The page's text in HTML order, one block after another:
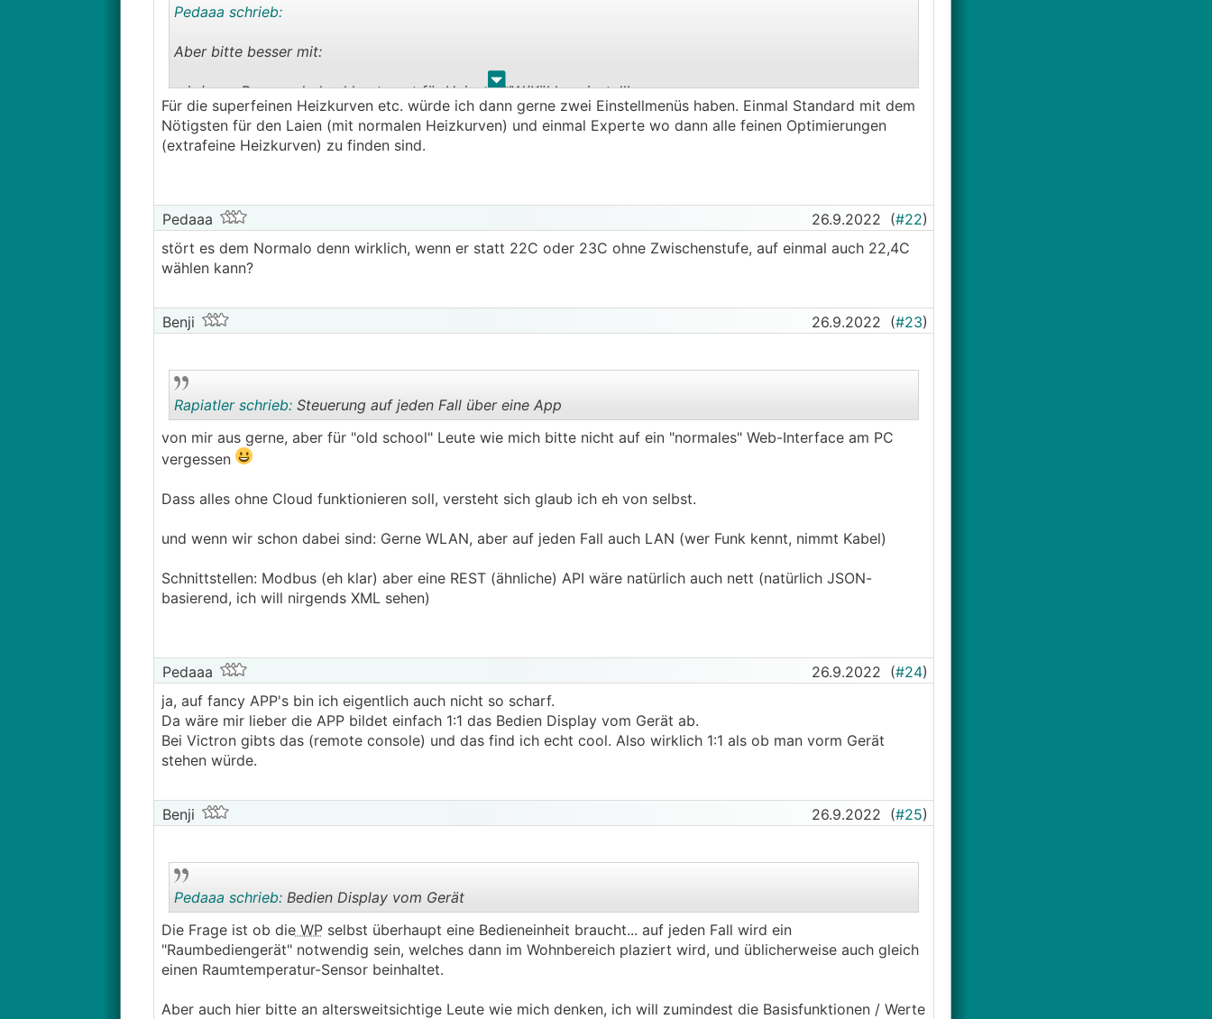
. .
Pedaaa schrieb:
Aber bitte besser mit:
min/max. Pumpendrehzahl getrennt für Heizen/WW/Kühlen einstellbar
Sole-Pumpendrehzahl -> fürs Kühlen dT, fürs Heizen Auto, wie Nibe
Raumfühler-Einfluss einstellbar. Auch ganz minimale feine Werte.
Superfeine Heizkurven einstellbar auf 0,1K
Für die superfeinen Heizkurven etc. würde ich dann gerne zwei Einstellmenüs haben. Einmal Standard mit dem
Nötigsten für den Laien (mit normalen Heizkurven) und einmal Experte wo dann alle feinen Optimierungen
(extrafeine Heizkurven) zu finden sind.
Pedaaa 26.9.2022 (#22)
stört es dem Normalo denn wirklich, wenn er statt 22C oder 23C ohne Zwischenstufe, auf einmal auch 22,4C
wählen kann?
Benji 26.9.2022 (#23)
Rapiatler schrieb:Steuerung auf jeden Fall über eine App
von mir aus gerne, aber für "old school" Leute wie mich bitte nicht auf ein "normales" Web-Interface am PC
vergessen
Dass alles ohne Cloud funktionieren soll, versteht sich glaub ich eh von selbst.
und wenn wir schon dabei sind: Gerne WLAN, aber auf jeden Fall auch LAN (wer Funk kennt, nimmt Kabel)
Schnittstellen: Modbus (eh klar) aber eine REST (ähnliche) API wäre natürlich auch nett (natürlich JSON-
basierend, ich will nirgends XML sehen)
Pedaaa 26.9.2022 (#24)
ja, auf fancy APP's bin ich eigentlich auch nicht so scharf.
Da wäre mir lieber die APP bildet einfach 1:1 das Bedien Display vom Gerät ab.
Bei Victron gibts das (remote console) und das find ich echt cool. Also wirklich 1:1 als ob man vorm Gerät
stehen würde.
Benji 26.9.2022 (#25)
Pedaaa schrieb:Bedien Display vom Gerät
Die Frage ist ob dieWPselbst überhaupt eine Bedieneinheit braucht... auf jeden Fall wird ein
"Raumbediengerät" notwendig sein, welches dann im Wohnbereich plaziert wird, und üblicherweise auch gleich
einen Raumtemperatur-Sensor beinhaltet.
Aber auch hier bitte an altersweitsichtige Leute wie mich denken, ich will zumindest die Basisfunktionen / Werte